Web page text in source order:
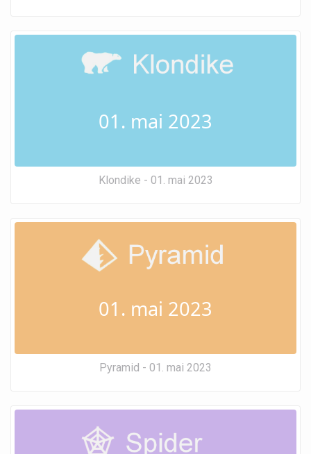
01. mai 2023
Klondike - 01. mai 2023
01. mai 2023
Pyramid - 01. mai 2023